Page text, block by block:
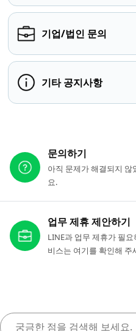
기업/법인 문의
기타 공지사항
문의하기
아직 문제가 해결되지 않
요.
업무 제휴 제안하기
LINE과 업무 제휴가 필
비스는 여기를 확인해 주